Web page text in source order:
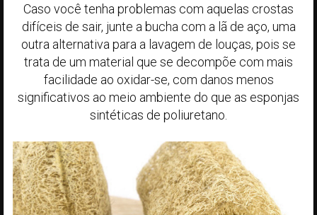
Caso você tenha problemas com aquelas crostas
difíceis de sair, junte a bucha com a lã de aço, uma
outra alternativa para a lavagem de louças, pois se
trata de um material que se decompõe com mais
facilidade ao oxidar-se, com danos menos
significativos ao meio ambiente do que as esponjas
sintéticas de poliuretano.